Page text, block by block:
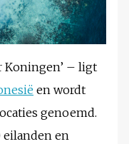
Koningen’ – ligt
en wordt
genoemd.
eilanden en